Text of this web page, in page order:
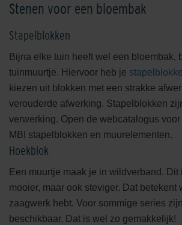
Stenen voor een bloembak
Stapelblokken
Bijna elke tuin heeft wel een bloembak,
tuinmuurtje. Hiervoor heb je
kiezen uit blokken met een strakke
verouderde afwerking. Stapelblokken
verwerking. Open de webcatalogus
MBI stapelblokken en muurelementen.
Hoekblok
Een muurtje maak je in wildverband. Dit
mooier, maar ook steviger. Dat betekent
zaagwerk hebt. Voor sommige series
beschikbaar. Dat is wel zo gemakkelijk!